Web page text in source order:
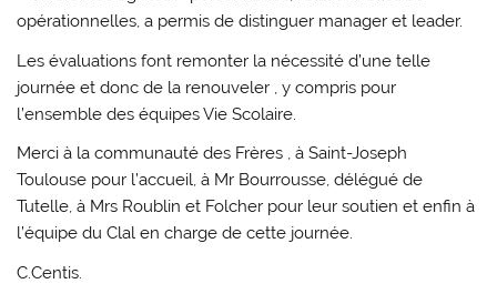
opérationnelles, a permis de distinguer manager et leader.
Les évaluations font remonter la nécessité d’une telle
journée et donc de la renouveler , y compris pour
l’ensemble des équipes Vie Scolaire.
Merci à la communauté des Frères , à Saint-Joseph
Toulouse pour l’accueil, à Mr Bourrousse, délégué de
Tutelle, à Mrs Roublin et Folcher pour leur soutien et enfin à
l’équipe du Clal en charge de cette journée.
C.Centis.